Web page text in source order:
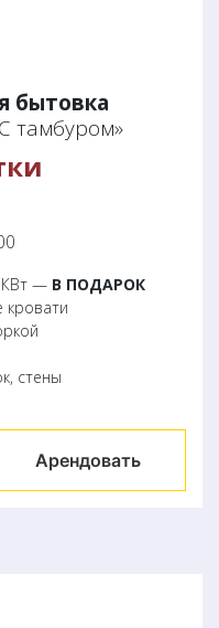
бытовка
тамбуром»
КВт — В ПОДАРОК
кровати
стены
Арендовать